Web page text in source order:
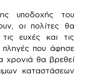
υποδοχής του
οι πολίτες θα
ευχές και τις
πληγές που άφησε
χρονιά θα βρεθεί
καταστάσεων